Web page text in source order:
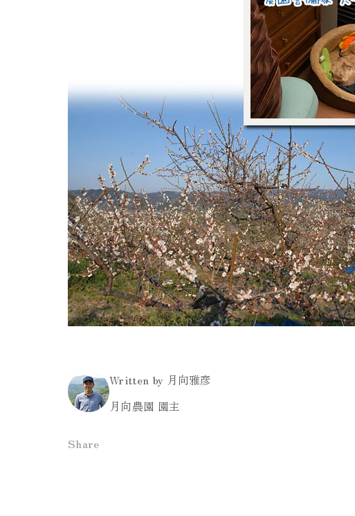
Written by 月向雅彦
月向農園 園主
Share